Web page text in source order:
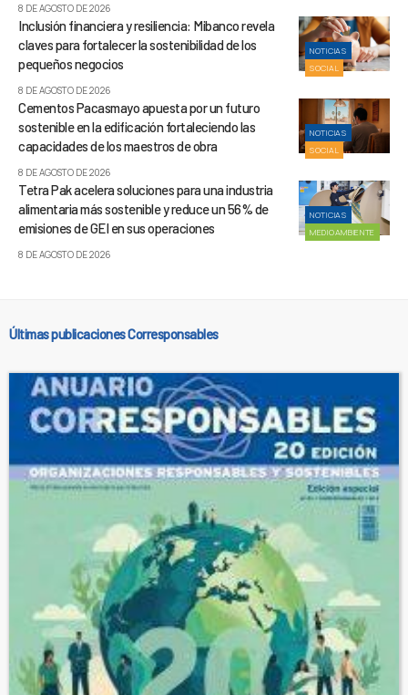
8 DE AGOSTO DE 2026
NOTICIAS
SOCIAL
Inclusión financiera y resiliencia: Mibanco revela
claves para fortalecer la sostenibilidad de los
pequeños negocios
8 DE AGOSTO DE 2026
NOTICIAS
SOCIAL
Cementos Pacasmayo apuesta por un futuro
sostenible en la edificación fortaleciendo las
capacidades de los maestros de obra
8 DE AGOSTO DE 2026
NOTICIAS
MEDIOAMBIENTE
Tetra Pak acelera soluciones para una industria
alimentaria más sostenible y reduce un 56% de
emisiones de GEI en sus operaciones
8 DE AGOSTO DE 2026
Últimas publicaciones Corresponsables